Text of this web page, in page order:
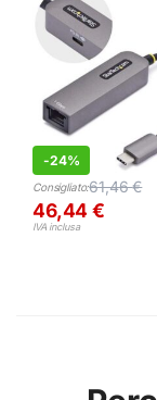
-24%
Consigliato:61,46€
46,44€
IVA inclusa